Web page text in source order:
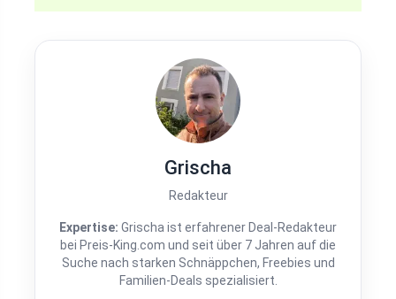
Grischa
Redakteur
Expertise: Grischa ist erfahrener Deal-Redakteur
bei Preis-King.com und seit über 7 Jahren auf die
Suche nach starken Schnäppchen, Freebies und
Familien-Deals spezialisiert.